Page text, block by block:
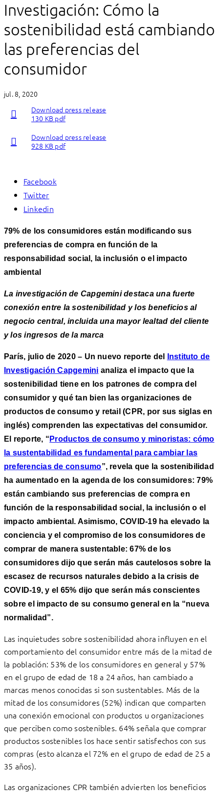
Investigación: Cómo la
sostenibilidad está cambiando
las preferencias del
consumidor
jul. 8, 2020
Download press release
130 KB pdf
Download press release
928 KB pdf
Facebook
Twitter
Linkedin
79% de los consumidores están modificando sus
preferencias de compra en función de la
responsabilidad social, la inclusión o el impacto
ambiental
La investigación de Capgemini destaca una fuerte
conexión entre la sostenibilidad y los beneficios al
negocio central, incluida una mayor lealtad del cliente
y los ingresos de la marca
París, julio de 2020 – Un nuevo reporte del
Instituto de
Investigación Capgemini analiza el impacto que la
sostenibilidad tiene en los patrones de compra del
consumidor y qué tan bien las organizaciones de
productos de consumo y retail (CPR, por sus siglas en
inglés) comprenden las expectativas del consumidor.
El reporte, “ Productos de consumo y minoristas: cómo
la sustentabilidad es fundamental para cambiar las
preferencias de consumo”, revela que la sostenibilidad
ha aumentado en la agenda de los consumidores: 79%
están cambiando sus preferencias de compra en
función de la responsabilidad social, la inclusión o el
impacto ambiental. Asimismo, COVID-19 ha elevado la
conciencia y el compromiso de los consumidores de
comprar de manera sustentable: 67% de los
consumidores dijo que serán más cautelosos sobre la
escasez de recursos naturales debido a la crisis de
COVID-19, y el 65% dijo que serán más conscientes
sobre el impacto de su consumo general en la “nueva
normalidad”.
Las inquietudes sobre sostenibilidad ahora influyen en el
comportamiento del consumidor entre más de la mitad de
la población: 53% de los consumidores en general y 57%
en el grupo de edad de 18 a 24 años, han cambiado a
marcas menos conocidas si son sustentables. Más de la
mitad de los consumidores (52%) indican que comparten
una conexión emocional con productos u organizaciones
que perciben como sostenibles. 64% señala que comprar
productos sostenibles los hace sentir satisfechos con sus
compras (esto alcanza el 72% en el grupo de edad de 25 a
35 años).
Las organizaciones CPR también advierten los beneficios